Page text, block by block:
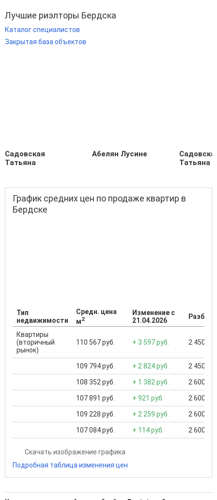
Лучшие риэлторы Бердска
Каталог специалистов
Закрытая база объектов
Садовская
Татьяна
Абелян Лусине
Татьяна
График средних цен по продаже квартир в
Бердске
Тип
недвижимости
Средн. цена
м2
Изменение с
21.04.2026
Квартиры
(вторичный
рынок)
110 567 руб. + 3 597 руб. 2 450
109 794 руб. + 2 824 руб. 2 450
108 352 руб. + 1 382 руб. 2 600
107 891 руб. + 921 руб. 2 600
109 228 руб. + 2 259 руб. 2 600
107 084 руб. + 114 руб. 2 600
Скачать изображение графика
Подробная таблица изменения цен